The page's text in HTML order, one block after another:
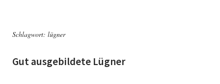
Schlagwort: lügner
Gut ausgebildete Lügner